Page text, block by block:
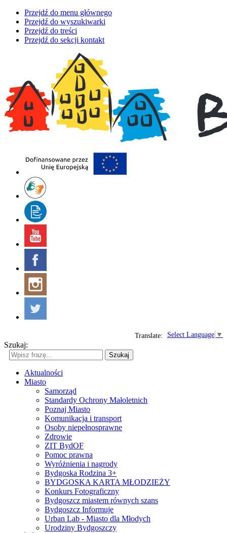
Przejdź do menu głównego
Przejdź do wyszukiwarki
Przejdź do treści
Przejdź do sekcji kontakt
Select Language ▼
Translate:
Szukaj:
Szukaj
Aktualności
Miasto
Samorząd
Standardy Ochrony Małoletnich
Poznaj Miasto
Komunikacja i transport
Osoby niepełnosprawne
Zdrowie
ZIT BydOF
Pomoc prawna
Wyróżnienia i nagrody
Bydgoska Rodzina 3+
BYDGOSKA KARTA MŁODZIEŻY
Konkurs Fotograficzny
Bydgoszcz miastem równych szans
Bydgoszcz Informuje
Urban Lab - Miasto dla Młodych
Urodziny Bydgoszczy